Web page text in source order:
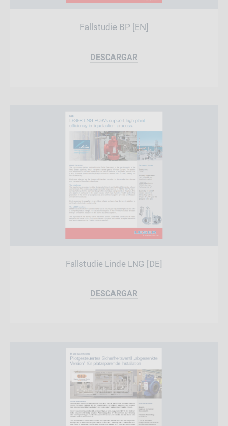
Fallstudie BP [EN]
DESCARGAR
Fallstudie Linde LNG [DE]
DESCARGAR